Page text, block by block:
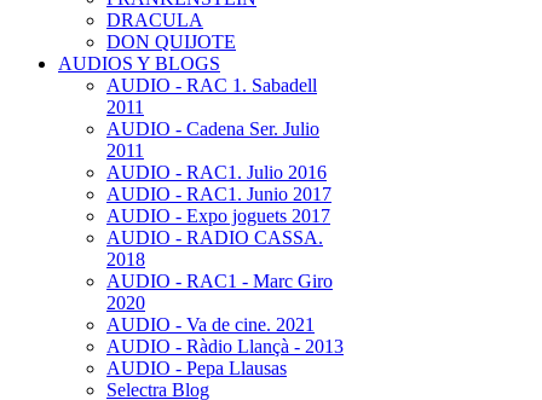
DRACULA
DON QUIJOTE
AUDIOS Y BLOGS
AUDIO - RAC 1. Sabadell
2011
AUDIO - Cadena Ser. Julio
2011
AUDIO - RAC1. Julio 2016
AUDIO - RAC1. Junio 2017
AUDIO - Expo joguets 2017
AUDIO - RADIO CASSA.
2018
AUDIO - RAC1 - Marc Giro
2020
AUDIO - Va de cine. 2021
AUDIO - Ràdio Llançà - 2013
AUDIO - Pepa Llausas
Selectra Blog